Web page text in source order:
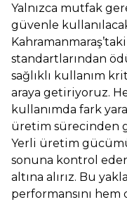
Yalnızca mutfak
güvenle
standartlarından
sağlıklı kullanım
araya getiriyoruz.
kullanımda fark
üretim sürecinden
Yerli üretim
sonuna kontrol
altına alırız. Bu
performansını